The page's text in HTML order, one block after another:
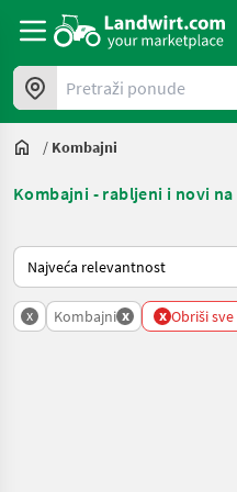
Pretraži ponude
/ Kombajni
Kombajni - rabljeni i novi
Način na koji sortira
x Kombajni x x Obriši